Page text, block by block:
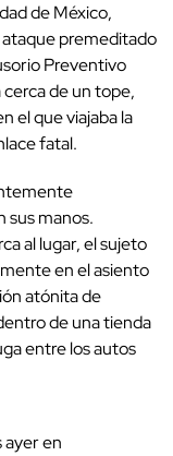
de México,
premeditado
Preventivo
de un tope,
el que viajaba la
fatal.
sus manos.
al lugar, el sujeto
en el asiento
atónita de
de una tienda
entre los autos
ayer en